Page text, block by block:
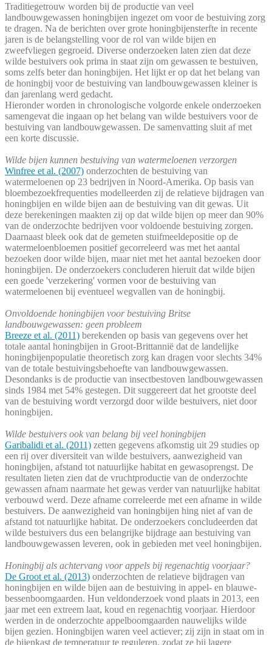
Traditiegetrouw worden bij de productie van veel
landbouwgewassen honingbijen ingezet om voor de bestuiving zorg
te dragen. Na de berichten over grote honingbijensterfte in recente
jaren is de belangstelling voor de rol van wilde bijen en
zweefvliegen gegroeid. Diverse onderzoeken laten zien dat deze
wilde bestuivers ook prima in staat zijn om gewassen te bestuiven,
soms zelfs beter dan honingbijen. Het lijkt er op dat het belang van
de honingbij voor de bestuiving van landbouwgewassen kleiner is
dan jarenlang werd gedacht.
Hieronder worden in chronologische volgorde enkele onderzoeken
samengevat die ingaan op het belang van wilde bestuivers voor de
bestuiving van landbouwgewassen. De samenvatting sluit af met
een korte discussie.
Wilde bijen kunnen bestuiving van watermeloenen verzorgen
Winfree et al. (2007) onderzochten de bestuiving van
watermeloenen op 23 bedrijven in Noord-Amerika. Op basis van
bloembezoekfrequenties modelleerden zij de relatieve bijdragen van
honingbijen en wilde bijen aan de bestuiving van dit gewas. Uit
deze berekeningen maakten zij op dat wilde bijen op meer dan 90%
van de onderzochte bedrijven voor voldoende bestuiving zorgen.
Daarnaast bleek ook dat de gemeten stuifmeeldepositie op de
watermeloenbloemen positief gecorreleerd was met het aantal
bezoeken door wilde bijen, maar niet met het aantal bezoeken door
honingbijen. De onderzoekers concluderen hieruit dat wilde bijen
een goede 'verzekering' vormen voor de bestuiving van
watermeloenen bij eventueel wegvallen van de honingbij.
Onvoldoende honingbijen voor bestuiving Britse
landbouwgewassen: geen probleem
Breeze et al. (2011) berekenden op basis van gegevens over het
totale aantal honingbijen in Groot-Brittannië dat de landelijke
honingbijenpopulatie theoretisch zorg kan dragen voor slechts 34%
van de totale bestuivingsbehoefte van landbouwgewassen.
Desondanks is de productie van insectbestoven landbouwgewassen
sinds 1984 met 54% gestegen. Dit suggereert dat het grootste deel
van de bestuiving wordt verzorgd door wilde bestuivers, niet door
honingbijen.
Wilde bestuivers ook van belang bij veel honingbijen
Garibalidi et al. (2011) zetten gegevens afkomstig uit 29 studies op
een rij over diversiteit van wilde bestuivers, aanwezigheid van
honingbijen, afstand tot natuurlijke habitat en gewasoprengst. De
resultaten lieten zien dat de vruchtproductie van de onderzochte
gewassen afnam naarmate het gewas verder van natuurlijke habitat
verbouwd werd. Deze afname correleerde met een afname in wilde
bestuivers. De aanwezigheid van honingbijen hing niet af van de
afstand tot natuurlijke habitat. De onderzoekers concludeerden dat
wilde bestuivers dus een belangrijke bijdrage aan bestuiving van
landbouwgewassen leveren, ook in gebieden met veel honingbijen.
Honingbij als achtervang voor appels bij regenachtig voorjaar?
De Groot et al. (2013) onderzochten de relatieve bijdragen van
honingbijen en wilde bijen aan de bestuiving in appel- en blauwe-
bessenboomgaarden. Hun veldonderzoek vond plaats in 2013, een
jaar met een extreem laat, koud en regenachtig voorjaar. Hierdoor
werden in de onderzochte appelboomgaarden nauwelijks wilde
bijen gezien. Honingbijen waren veel actiever; zij zijn in staat om in
de bijenkast de temperatuur te reguleren, zodat ze bij lagere